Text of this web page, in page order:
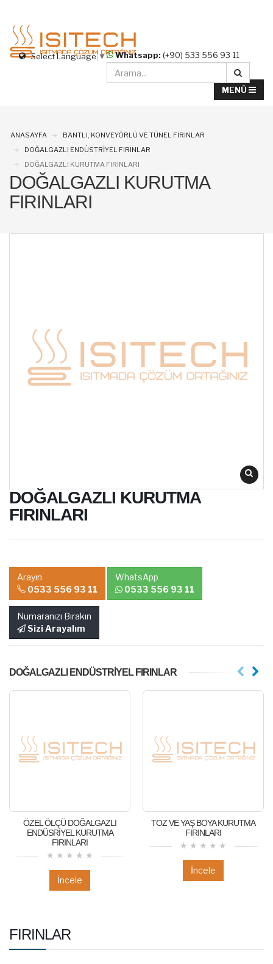
Select Language ▼ Whatsapp: (+90) 533 556 93 11
ANASAYFA
BANTLI, KONVEYÖRLÜ VE TÜNEL FIRINLAR
DOĞALGAZLI ENDÜSTRİYEL FIRINLAR
DOĞALGAZLI KURUTMA FIRINLARI
DOĞALGAZLI KURUTMA
FIRINLARI
DOĞALGAZLI KURUTMA
FIRINLARI
Arayın
0533 556 93 11
WhatsApp
0533 556 93 11
Numaranızı Bırakın
Sizi Arayalım
DOĞALGAZLI ENDÜSTRİYEL FIRINLAR
ÖZEL ÖLÇÜ DOĞALGAZLI
ENDÜSRİYEL KURUTMA
FIRINLARI
İncele
TOZ VE YAŞ BOYA KURUTMA
FIRINLARI
İncele
FIRINLAR